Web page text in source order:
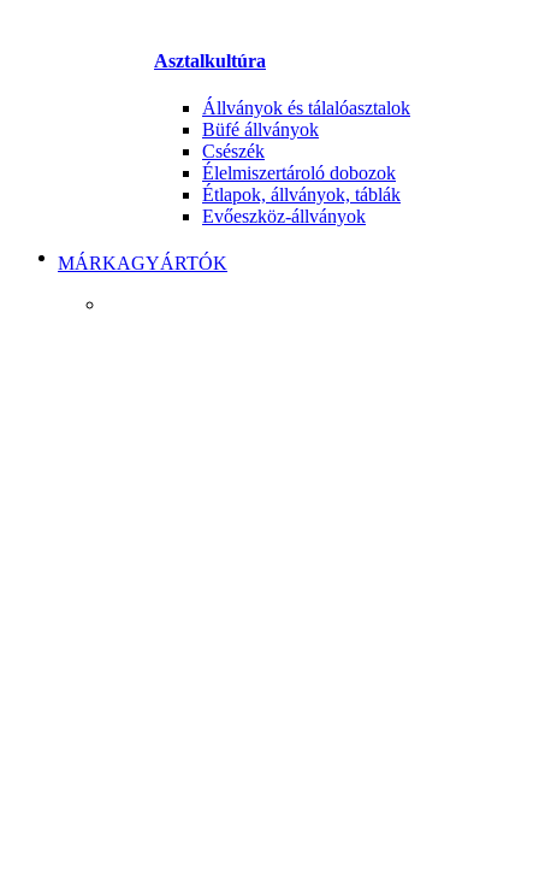
Asztalkultúra
Állványok és tálalóasztalok
Büfé állványok
Csészék
Élelmiszertároló dobozok
Étlapok, állványok, táblák
Evőeszköz-állványok
MÁRKAGYÁRTÓK